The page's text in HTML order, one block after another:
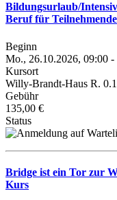
Bildungsurlaub/
Beruf für
Beginn
Mo., 26.10.2026, 09:00
Kursort
Willy-Brandt-Haus R.
Gebühr
135,00 €
Status
Bridge ist ein Tor zur
Kurs